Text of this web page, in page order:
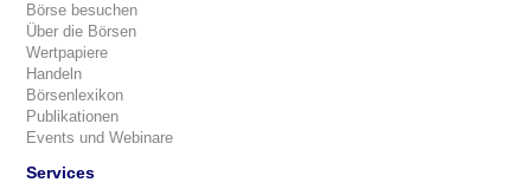
Börse besuchen
Über die Börsen
Wertpapiere
Handeln
Börsenlexikon
Publikationen
Events und Webinare
Services